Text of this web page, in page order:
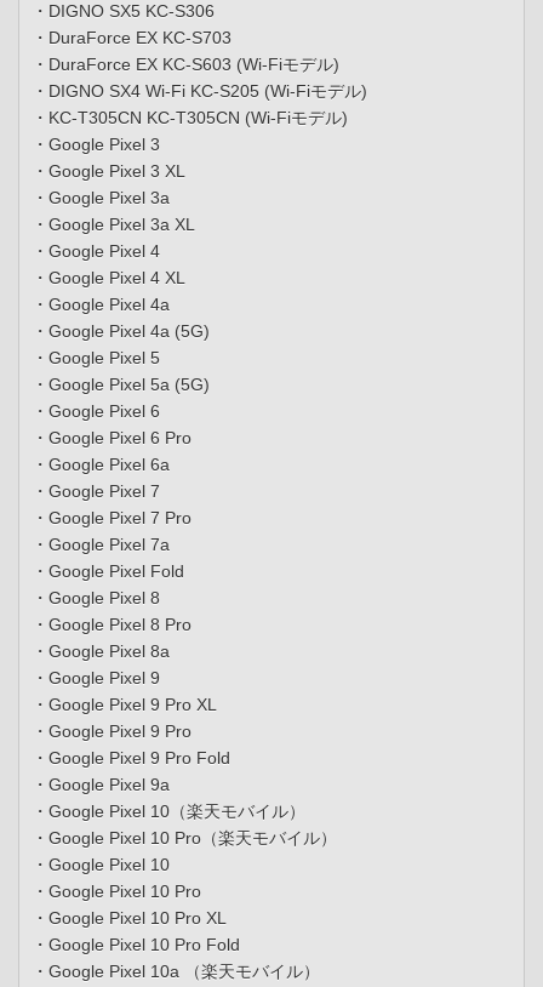
・DIGNO SX5 KC-S306
・DuraForce EX KC-S703
・DuraForce EX KC-S603 (Wi-Fiモデル)
・DIGNO SX4 Wi-Fi KC-S205 (Wi-Fiモデル)
・KC-T305CN KC-T305CN (Wi-Fiモデル)
・Google Pixel 3
・Google Pixel 3 XL
・Google Pixel 3a
・Google Pixel 3a XL
・Google Pixel 4
・Google Pixel 4 XL
・Google Pixel 4a
・Google Pixel 4a (5G)
・Google Pixel 5
・Google Pixel 5a (5G)
・Google Pixel 6
・Google Pixel 6 Pro
・Google Pixel 6a
・Google Pixel 7
・Google Pixel 7 Pro
・Google Pixel 7a
・Google Pixel Fold
・Google Pixel 8
・Google Pixel 8 Pro
・Google Pixel 8a
・Google Pixel 9
・Google Pixel 9 Pro XL
・Google Pixel 9 Pro
・Google Pixel 9 Pro Fold
・Google Pixel 9a
・Google Pixel 10（楽天モバイル）
・Google Pixel 10 Pro（楽天モバイル）
・Google Pixel 10
・Google Pixel 10 Pro
・Google Pixel 10 Pro XL
・Google Pixel 10 Pro Fold
・Google Pixel 10a （楽天モバイル）